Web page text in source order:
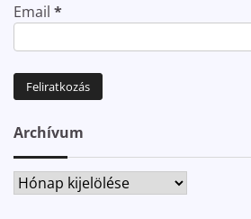
Email *
Archívum
Archívum